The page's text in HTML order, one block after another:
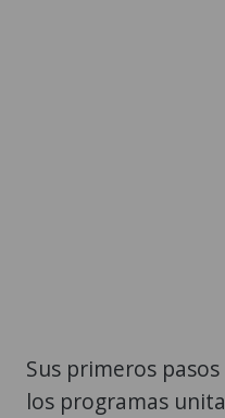
Sus primeros
los programas